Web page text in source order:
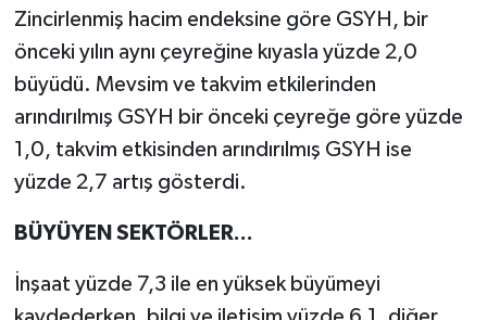
Zincirlenmiş hacim endeksine göre GSYH, bir
önceki yılın aynı çeyreğine kıyasla yüzde 2,0
büyüdü. Mevsim ve takvim etkilerinden
arındırılmış GSYH bir önceki çeyreğe göre yüzde
1,0, takvim etkisinden arındırılmış GSYH ise
yüzde 2,7 artış gösterdi.
BÜYÜYEN SEKTÖRLER...
İnşaat yüzde 7,3 ile en yüksek büyümeyi